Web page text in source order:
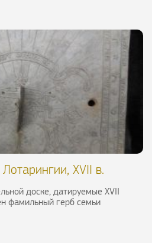
XVII в.
доске, датируемые XVII
фамильный герб семьи